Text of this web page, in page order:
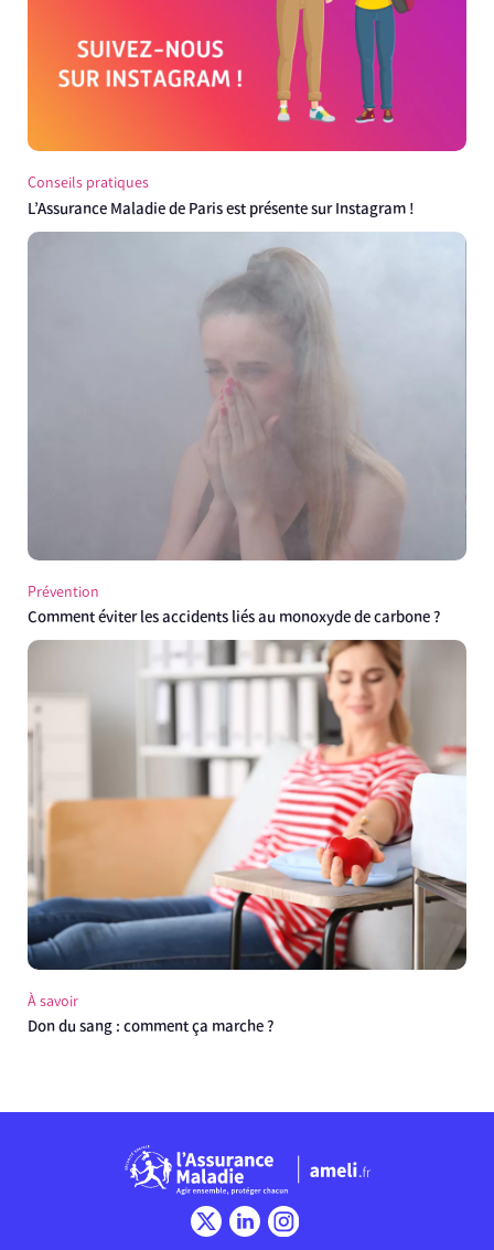
Conseils pratiques
L’Assurance Maladie de Paris est présente sur Instagram !
Prévention
Comment éviter les accidents liés au monoxyde de carbone ?
À savoir
Don du sang : comment ça marche ?